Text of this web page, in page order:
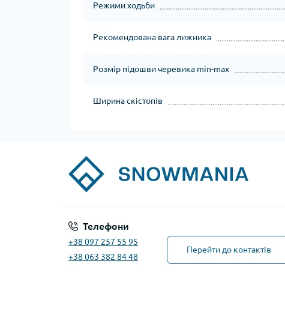
Режими ходьби
Рекомендована вага лижника
Розмір підошви черевика min-max
Ширина скістопів
Телефони
+38 097 257 55 95
+38 063 382 84 48
Перейти до контактів